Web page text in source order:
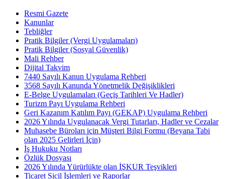
Resmi Gazete
Kanunlar
Tebliğler
Pratik Bilgiler (Vergi Uygulamaları)
Pratik Bilgiler (Sosyal Güvenlik)
Mali Rehber
Dijital Takvim
7440 Sayılı Kanun Uygulama Rehberi
3568 Sayılı Kanunda Yönetmelik Değişiklikleri
E-Belge Uygulamaları (Geçiş Tarihleri Ve Hadler)
Turizm Payı Uygulama Rehberi
Geri Kazanım Katılım Payı (GEKAP) Uygulama Rehberi
2026 Yılında Uygulanacak Vergi Tutarları, Hadler ve Cezalar
Muhasebe Büroları için Müşteri Bilgi Formu (Beyana Tabi
olan 2025 Gelirleri İçin)
İş Hukuku Notları
Özlük Dosyası
2026 Yılında Yürürlükte olan İŞKUR Teşvikleri
Ticaret Sicil İşlemleri ve Raporlar